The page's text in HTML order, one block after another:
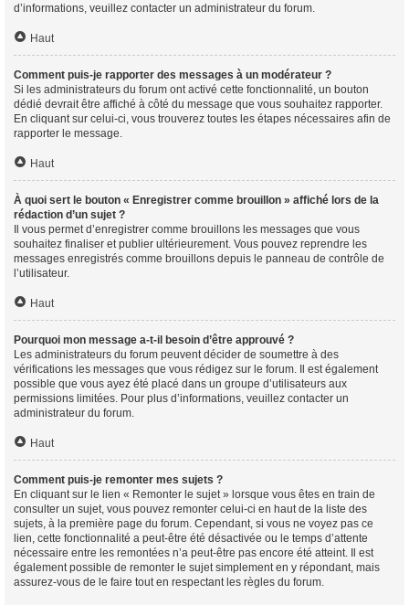
d’informations, veuillez contacter un administrateur du forum.
Haut
Comment puis-je rapporter des messages à un modérateur ?
Si les administrateurs du forum ont activé cette fonctionnalité, un bouton
dédié devrait être affiché à côté du message que vous souhaitez rapporter.
En cliquant sur celui-ci, vous trouverez toutes les étapes nécessaires afin de
rapporter le message.
Haut
À quoi sert le bouton « Enregistrer comme brouillon » affiché lors de la
rédaction d’un sujet ?
Il vous permet d’enregistrer comme brouillons les messages que vous
souhaitez finaliser et publier ultérieurement. Vous pouvez reprendre les
messages enregistrés comme brouillons depuis le panneau de contrôle de
l’utilisateur.
Haut
Pourquoi mon message a-t-il besoin d’être approuvé ?
Les administrateurs du forum peuvent décider de soumettre à des
vérifications les messages que vous rédigez sur le forum. Il est également
possible que vous ayez été placé dans un groupe d’utilisateurs aux
permissions limitées. Pour plus d’informations, veuillez contacter un
administrateur du forum.
Haut
Comment puis-je remonter mes sujets ?
En cliquant sur le lien « Remonter le sujet » lorsque vous êtes en train de
consulter un sujet, vous pouvez remonter celui-ci en haut de la liste des
sujets, à la première page du forum. Cependant, si vous ne voyez pas ce
lien, cette fonctionnalité a peut-être été désactivée ou le temps d’attente
nécessaire entre les remontées n’a peut-être pas encore été atteint. Il est
également possible de remonter le sujet simplement en y répondant, mais
assurez-vous de le faire tout en respectant les règles du forum.